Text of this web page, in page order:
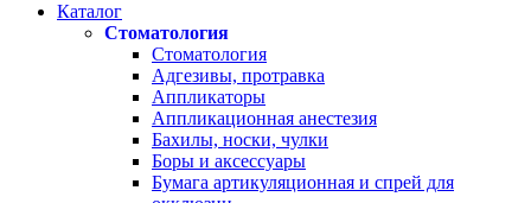
Каталог
Стоматология
Стоматология
Адгезивы, протравка
Аппликаторы
Аппликационная анестезия
Бахилы, носки, чулки
Боры и аксессуары
Бумага артикуляционная и спрей для